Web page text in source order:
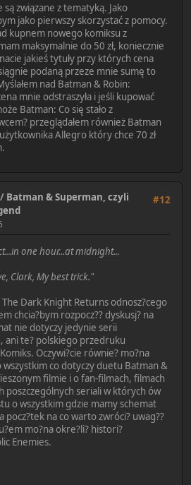
związane z tematyką. Jako
jako pierwszy skorzystać z pomocy.
kupnem nowego komiksu z
maksymalnie do 50 zł, koniecznie
jakieś tytuły przy których cena
podaną przeze mnie sumę to
nad Batman & Robin:
mnie odstraszyła i jeśli kupować
Batman: Co się stało z
przeglądałem również Batman
Allegro który chce 70 zł
#12
/ Batman & Superman, czyli
one hour...at midnight...
Clark, My best trick."
Dark Knight Returns odnosz?cego
chcia?bym rozpocz?? dyskusj? na
nie dotyczy jedynie serii
ani te? polskiego przedruku
Oczywi?cie równie? mo?na
co dotyczy duetu Batman &
filmie i o fan-filmach, filmach
poszczególnych seriali w których ów
o wszystkim gdzie mamy schemat
pocz?tek na co warto zwróci? uwag??
mo?na okre?li? histori?
Enemies.